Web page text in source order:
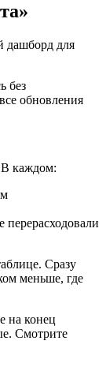
дашборд для
без
обновления
В каждом:
Сразу
меньше, где
на конец
Смотрите